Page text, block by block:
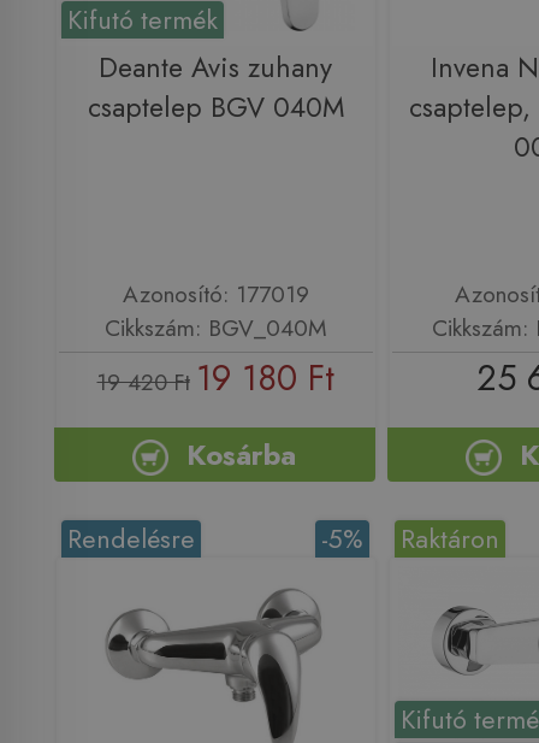
Kifutó termék
Deante Avis zuhany
csaptelep BGV 040M
Azonosító: 177019
Cikkszám: BGV_040M
19 420 Ft 19 180 Ft
Kosárba
Invena
25
-5%
Rendelésre
Kifutó
Raktáron